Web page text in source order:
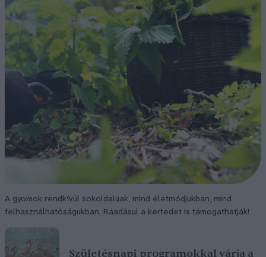
A gyomok rendkívül sokoldalúak, mind életmódjukban, mind
felhasználhatóságukban. Ráadásul a kertedet is támogathatják!
Születésnapi programokkal várja a